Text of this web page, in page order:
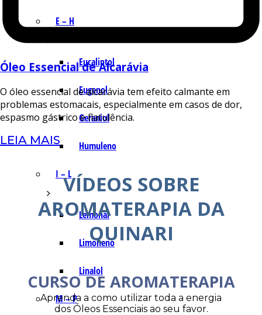
E – H
Eucaliptol
Eugenol
Geraniol
Humuleno
I – L
Lemonal
Limoneno
Linalol
M – P
Óleo Essencial de Alcarávia
O óleo essencial de alcarávia tem efeito calmante em
problemas estomacais, especialmente em casos de dor,
espasmo gástrico e flatulência.
LEIA MAIS
VÍDEOS SOBRE
AROMATERAPIA DA
QUINARI
CURSO DE AROMATERAPIA
Aprenda a como utilizar toda a energia
dos Óleos Essenciais ao seu favor.